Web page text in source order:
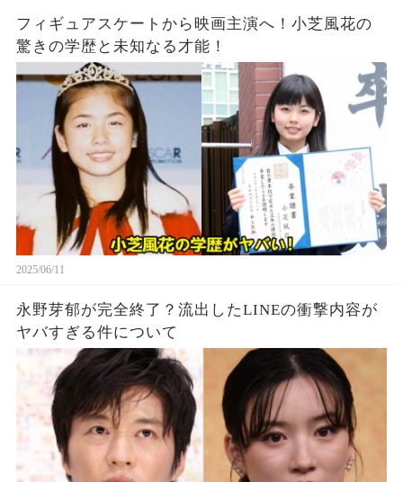
フィギュアスケートから映画主演へ！小芝風花の
驚きの学歴と未知なる才能！
2025/06/11
永野芽郁が完全終了？流出したLINEの衝撃内容が
ヤバすぎる件について